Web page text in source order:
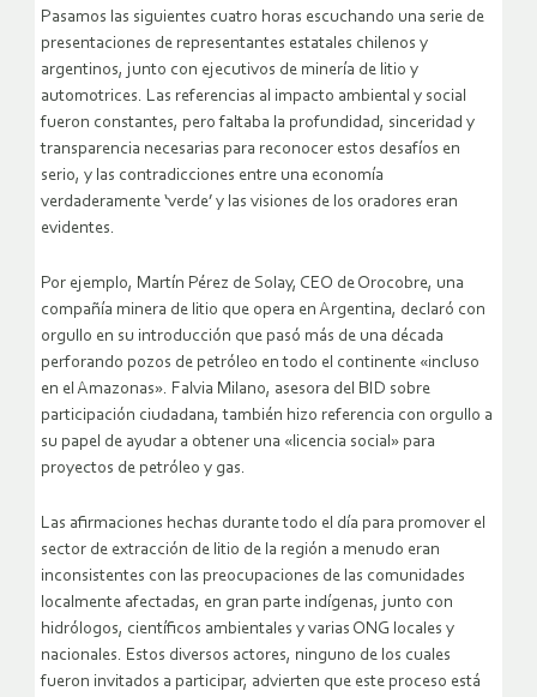
Pasamos las siguientes cuatro horas escuchando una serie de
presentaciones de representantes estatales chilenos y
argentinos, junto con ejecutivos de minería de litio y
automotrices. Las referencias al impacto ambiental y social
fueron constantes, pero faltaba la profundidad, sinceridad y
transparencia necesarias para reconocer estos desafíos en
serio, y las contradicciones entre una economía
verdaderamente ‘verde’ y las visiones de los oradores eran
evidentes.
Por ejemplo, Martín Pérez de Solay, CEO de Orocobre, una
compañía minera de litio que opera en Argentina, declaró con
orgullo en su introducción que pasó más de una década
perforando pozos de petróleo en todo el continente «incluso
en el Amazonas». Falvia Milano, asesora del BID sobre
participación ciudadana, también hizo referencia con orgullo a
su papel de ayudar a obtener una «licencia social» para
proyectos de petróleo y gas.
Las afirmaciones hechas durante todo el día para promover el
sector de extracción de litio de la región a menudo eran
inconsistentes con las preocupaciones de las comunidades
localmente afectadas, en gran parte indígenas, junto con
hidrólogos, científicos ambientales y varias ONG locales y
nacionales. Estos diversos actores, ninguno de los cuales
fueron invitados a participar, advierten que este proceso está